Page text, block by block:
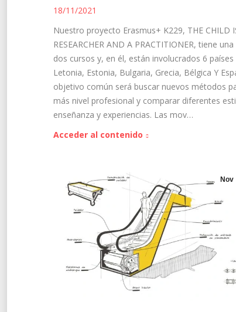
18/11/2021
Nuestro proyecto Erasmus+ K229, THE CHILD
RESEARCHER AND A PRACTITIONER, tiene
dos cursos y, en él, están involucrados 6
Letonia, Estonia, Bulgaria, Grecia, Bélgica Y
objetivo común será buscar nuevos métodos
más nivel profesional y comparar diferentes
enseñanza y experiencias. Las mov…
Acceder al contenido
Nov